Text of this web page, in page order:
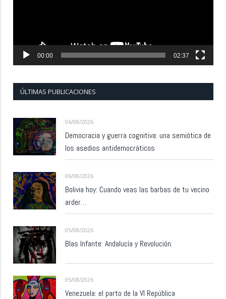
00:00 02:37
ÚLTIMAS PUBLICACIONES
06/08/2026
Democracia y guerra cognitiva: una semiótica de
los asedios antidemocráticos
06/08/2026
Bolivia hoy: Cuando veas las barbas de tu vecino
arder…
05/08/2026
Blas Infante: Andalucía y Revolución.
05/08/2026
Venezuela: el parto de la VI República